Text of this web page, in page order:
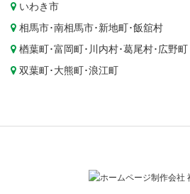
いわき市
相馬市･南相馬市･ 新地町 ･飯舘村
楢葉町 ･富岡町 ･ 川内村･葛尾村･ 広野町
双葉町 ･ 大熊町 ･浪江町